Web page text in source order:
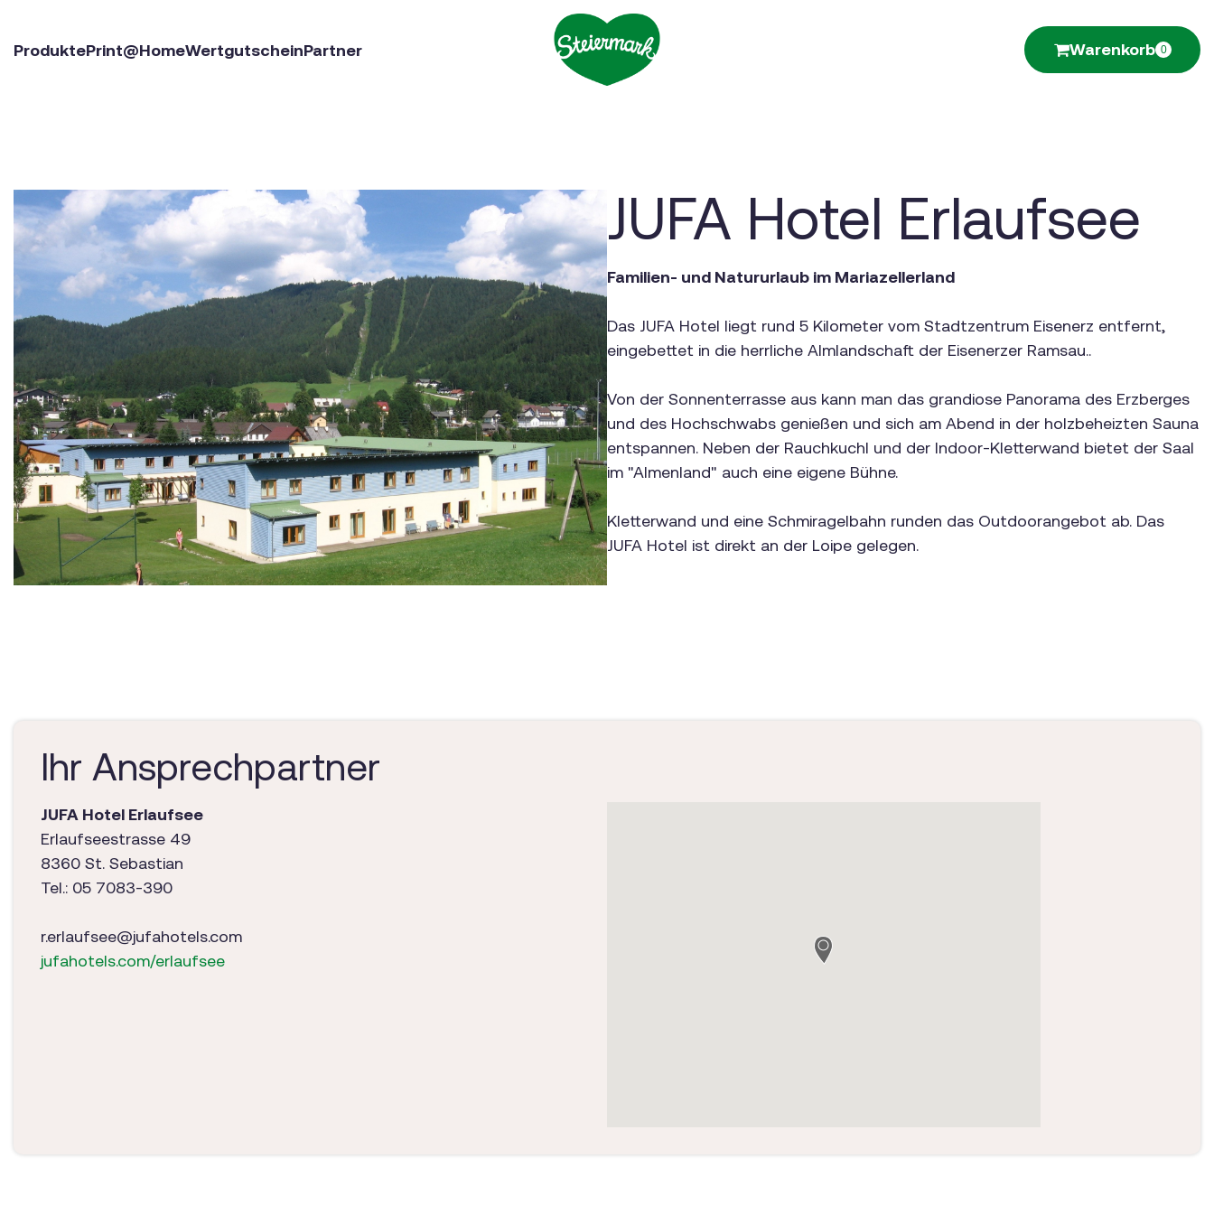
ProduktePrint@HomeWertgutscheinPartner Warenkorb 0
JUFA Hotel Erlaufsee
Familien- und Natururlaub im Mariazellerland
Das JUFA Hotel liegt rund 5 Kilometer vom Stadtzentrum Eisenerz entfernt,
eingebettet in die herrliche Almlandschaft der Eisenerzer Ramsau..
Von der Sonnenterrasse aus kann man das grandiose Panorama des Erzberges
und des Hochschwabs genießen und sich am Abend in der holzbeheizten Sauna
entspannen. Neben der Rauchkuchl und der Indoor-Kletterwand bietet der Saal
im "Almenland" auch eine eigene Bühne.
Kletterwand und eine Schmiragelbahn runden das Outdoorangebot ab. Das
JUFA Hotel ist direkt an der Loipe gelegen.
Ihr Ansprechpartner
JUFA Hotel Erlaufsee
Erlaufseestrasse 49
8360 St. Sebastian
Tel.: 05 7083-390
r.erlaufsee@jufahotels.com
jufahotels.com/erlaufsee